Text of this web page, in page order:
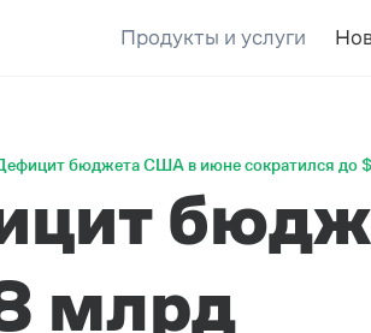
Продукты и услуги
бюджета США в июне сократился до
млрд